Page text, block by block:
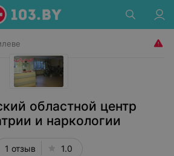
областной центр
и наркологии
1 отзыв 1.0